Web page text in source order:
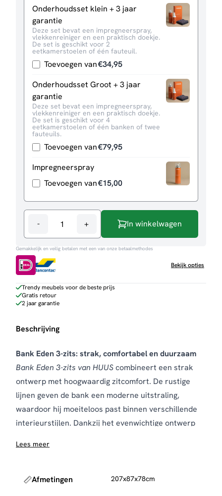
Onderhoudsset klein + 3 jaar
garantie
Deze set bevat een impregneerspray,
vlekkenreiniger en een praktisch doekje.
De set is geschikt voor 2
eetkamerstoelen of één fauteuil.
Toevoegen van€34,95
Onderhoudsset Groot + 3 jaar
garantie
Deze set bevat een impregneerspray,
vlekkenreiniger en een praktisch doekje.
De set is geschikt voor 4
eetkamerstoelen of één banken of twee
fauteuils.
Toevoegen van€79,95
Impregneerspray
Toevoegen van€15,00
-
Eden
3-
zits
aantal
+ In winkelwagen
Gemakkelijk en veilig betalen met een van onze betaalmethodes
Bekijk opties
Trendy meubels voor de beste prijs
Gratis retour
2 jaar garantie
Beschrijving
Bank Eden 3-zits: strak, comfortabel en duurzaam
Bank Eden 3-zits van HUUScombineert een strak
ontwerp met hoogwaardig zitcomfort. De rustige
lijnen geven de bank een moderne uitstraling,
waardoor hij moeiteloos past binnen verschillende
interieurstijlen. Dankzij het evenwichtige ontwerp
woonkamer.
stof en verkrijgbaar in kleuren zoals Naturel, Clay en
Lees meer
Afmetingen 207x87x78cm